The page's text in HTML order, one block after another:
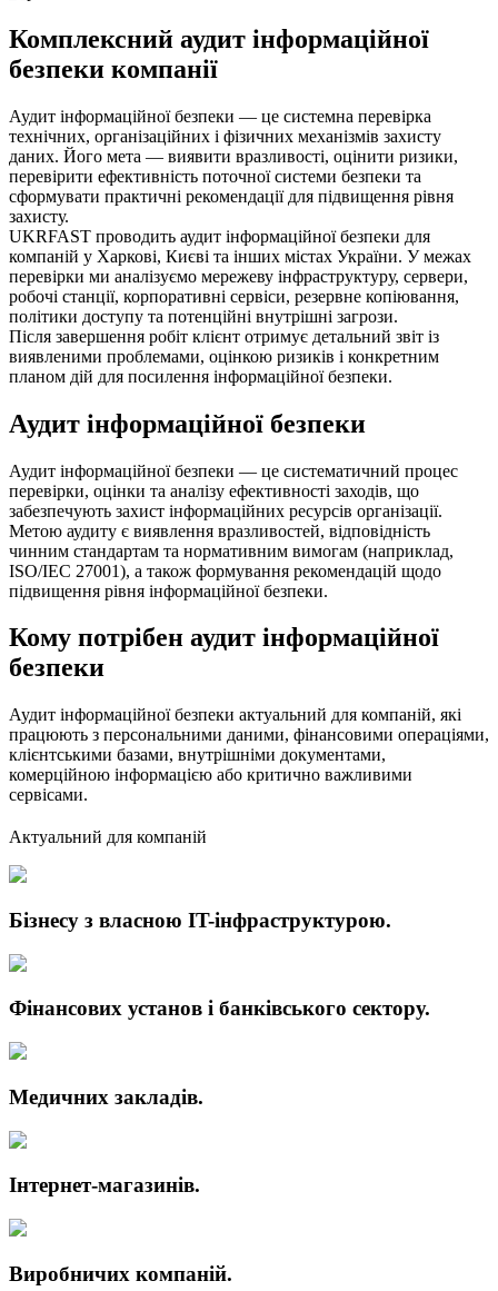
Комплексний аудит інформаційної
безпеки компанії
Аудит інформаційної безпеки — це системна перевірка
технічних, організаційних і фізичних механізмів захисту
даних. Його мета — виявити вразливості, оцінити ризики,
перевірити ефективність поточної системи безпеки та
сформувати практичні рекомендації для підвищення рівня
захисту.
UKRFAST проводить аудит інформаційної безпеки для
компаній у Харкові, Києві та інших містах України. У межах
перевірки ми аналізуємо мережеву інфраструктуру, сервери,
робочі станції, корпоративні сервіси, резервне копіювання,
політики доступу та потенційні внутрішні загрози.
Після завершення робіт клієнт отримує детальний звіт із
виявленими проблемами, оцінкою ризиків і конкретним
планом дій для посилення інформаційної безпеки.
Аудит інформаційної безпеки
Аудит інформаційної безпеки — це систематичний процес
перевірки, оцінки та аналізу ефективності заходів, що
забезпечують захист інформаційних ресурсів організації.
Метою аудиту є виявлення вразливостей, відповідність
чинним стандартам та нормативним вимогам (наприклад,
ISO/IEC 27001), а також формування рекомендацій щодо
підвищення рівня інформаційної безпеки.
Кому потрібен аудит інформаційної
безпеки
Аудит інформаційної безпеки актуальний для компаній, які
працюють з персональними даними, фінансовими операціями,
клієнтськими базами, внутрішніми документами,
комерційною інформацією або критично важливими
сервісами.
Актуальний для компаній
Бізнесу з власною IT-інфраструктурою.
Фінансових установ і банківського сектору.
Медичних закладів.
Інтернет-магазинів.
Виробничих компаній.